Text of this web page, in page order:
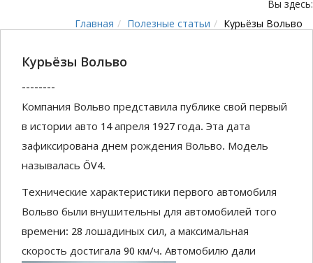
Вы здесь:
Главная
Полезные статьи Курьёзы Вольво
Курьёзы Вольво
--------
Компания Вольво представила публике свой первый
в истории авто 14 апреля 1927 года. Эта дата
зафиксирована днем рождения Вольво. Модель
называлась ÖV4.
Технические характеристики первого автомобиля
Вольво были внушительны для автомобилей того
времени: 28 лошадиных сил, а максимальная
скорость достигала 90 км/ч. Автомобилю дали